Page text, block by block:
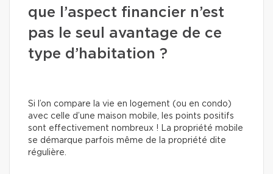
que l’aspect financier n’est
pas le seul avantage de ce
type d’habitation ?
Si l’on compare la vie en logement (ou en condo)
avec celle d’une maison mobile, les points positifs
sont effectivement nombreux ! La propriété mobile
se démarque parfois même de la propriété dite
régulière.